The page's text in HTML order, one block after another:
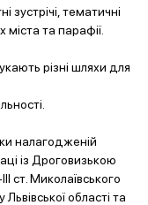
зустрічі, тематичні
міста та парафії.
різні шляхи для
налагодженій
із Дроговизькою
ст. Миколаївського
Львівської області та